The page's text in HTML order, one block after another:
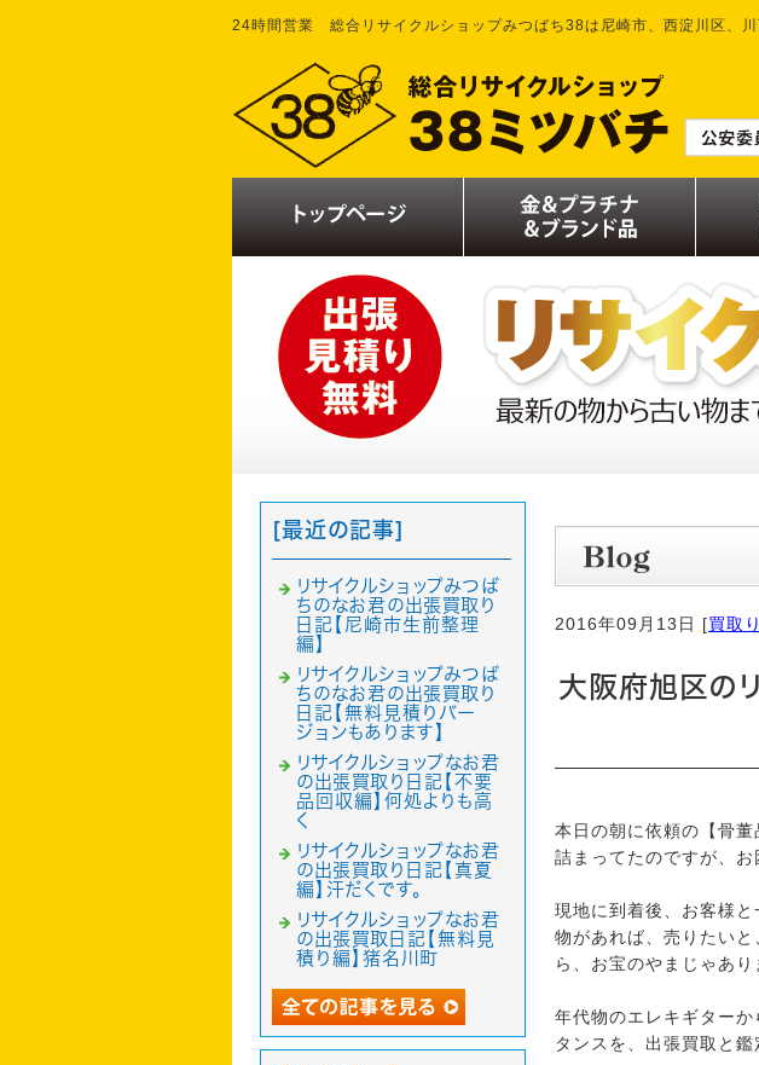
24時間営業 総合リサイクルショップみつばち38は尼崎市、西淀川区、
2016年09月13日 [買取り
大阪府旭区の
本日の朝に依頼の【骨
詰まってたのですが、
現地に到着後、お客様
物があれば、売りたい
ら、お宝のやまじゃあ
年代物のエレキギター
タンスを、出張買取と鑑
[最近の記事]
リサイクルショップみつば
ちのなお君の出張買取り
日記【尼崎市生前整理
編】
リサイクルショップみつば
ちのなお君の出張買取り
日記【無料見積りバー
ジョンもあります】
リサイクルショップなお君
の出張買取り日記【不要
品回収編】何処よりも高
く
リサイクルショップなお君
の出張買取り日記【真夏
編】汗だくです。
リサイクルショップなお君
の出張買取日記【無料見
積り編】猪名川町